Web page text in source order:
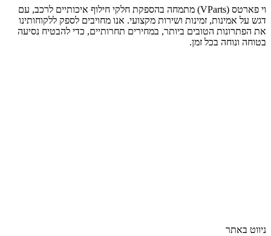
וי פארטס (VParts) מתמחה בהספקת חלקי חילוף איכותיים לרכב, עם
דגש על אמינות, זמינות ושירות מקצועי. אנו מחויבים לספק ללקוחותינו
את הפתרונות הטובים ביותר, במחירים תחרותיים, כדי להבטיח נסיעה
בטוחה ונוחה בכל זמן.
ניווט באתר